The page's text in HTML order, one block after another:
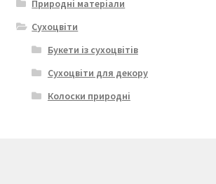
Природні матеріали
Сухоцвіти
Букети із сухоцвітів
Сухоцвіти для декору
Колоски природні